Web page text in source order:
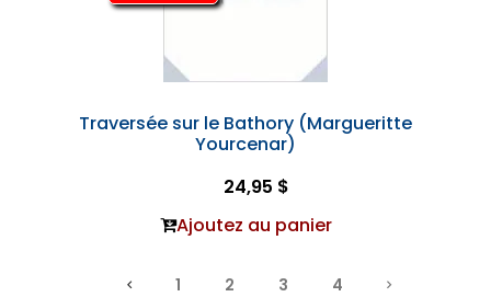
Traversée sur le Bathory (Margueritte
Yourcenar)
24,95 $
Ajoutez au panier
1 2 3 4